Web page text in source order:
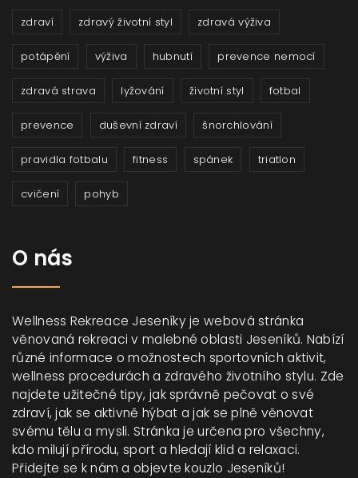
zdraví zdravý životní styl zdravá výživa
potápění výživa hubnutí prevence nemocí
zdravá strava lyžování životní styl fotbal
prevence duševní zdraví šnorchlování
pravidla fotbalu fitness spánek triatlon
cvičení pohyb
O nás
Wellness Rekreace Jeseníky je webová stránka
věnovaná rekreaci v malebné oblasti Jeseníků. Nabízí
různé informace o možnostech sportovních aktivit,
wellness procedurách a zdravého životního stylu. Zde
najdete užitečné tipy, jak správně pečovat o své
zdraví, jak se aktivně hýbat a jak se plně věnovat
svému tělu a mysli. Stránka je určena pro všechny,
kdo milují přírodu, sport a hledají klid a relaxaci.
Přidejte se k nám a objevte kouzlo Jeseníků!